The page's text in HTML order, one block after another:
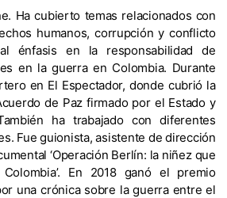
Ha cubierto temas relacionados con
humanos, corrupción y conflicto
énfasis en la responsabilidad de
en la guerra en Colombia. Durante
en El Espectador, donde cubrió la
de Paz firmado por el Estado y
ha trabajado con diferentes
Fue guionista, asistente de dirección
‘Operación Berlín: la niñez que
En 2018 ganó el premio
una crónica sobre la guerra entre el